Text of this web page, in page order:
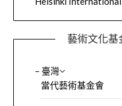
藝術文化基
– 臺灣
當代藝術基金會